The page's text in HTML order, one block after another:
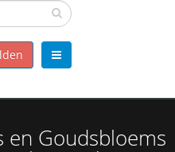
en Goudsbloems